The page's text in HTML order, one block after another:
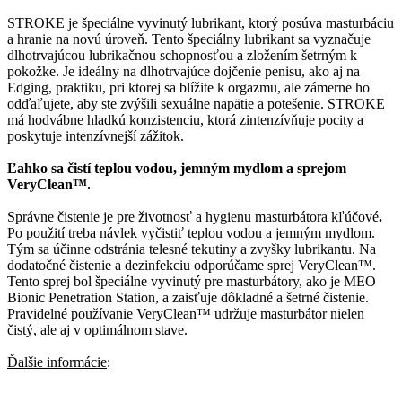
STROKE je špeciálne vyvinutý lubrikant, ktorý posúva masturbáciu
a hranie na novú úroveň. Tento špeciálny lubrikant sa vyznačuje
dlhotrvajúcou lubrikačnou schopnosťou a zložením šetrným k
pokožke. Je ideálny na dlhotrvajúce dojčenie penisu, ako aj na
Edging, praktiku, pri ktorej sa blížite k orgazmu, ale zámerne ho
odďaľujete, aby ste zvýšili sexuálne napätie a potešenie. STROKE
má hodvábne hladkú konzistenciu, ktorá zintenzívňuje pocity a
poskytuje intenzívnejší zážitok.
Ľahko sa čistí teplou vodou, jemným mydlom a sprejom
VeryClean™.
Správne čistenie je pre životnosť a hygienu masturbátora kľúčové.
Po použití treba návlek vyčistiť teplou vodou a jemným mydlom.
Tým sa účinne odstránia telesné tekutiny a zvyšky lubrikantu. Na
dodatočné čistenie a dezinfekciu odporúčame sprej VeryClean™.
Tento sprej bol špeciálne vyvinutý pre masturbátory, ako je MEO
Bionic Penetration Station, a zaisťuje dôkladné a šetrné čistenie.
Pravidelné používanie VeryClean™ udržuje masturbátor nielen
čistý, ale aj v optimálnom stave.
Ďalšie informácie: